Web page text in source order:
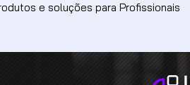
e soluções para Profissionais